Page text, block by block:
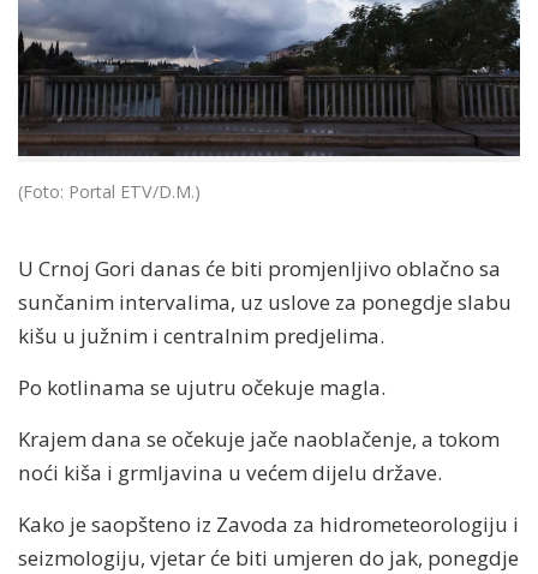
(Foto: Portal ETV/D.M.)
U Crnoj Gori danas će biti promjenljivo oblačno sa
sunčanim intervalima, uz uslove za ponegdje slabu
kišu u južnim i centralnim predjelima.
Po kotlinama se ujutru očekuje magla.
Krajem dana se očekuje jače naoblačenje, a tokom
noći kiša i grmljavina u većem dijelu države.
Kako je saopšteno iz Zavoda za hidrometeorologiju i
seizmologiju, vjetar će biti umjeren do jak, ponegdje